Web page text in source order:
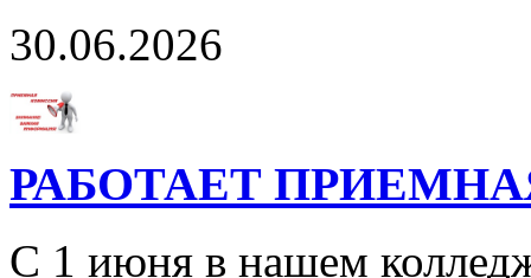
30.06.2026
РАБОТАЕТ
С 1 июня в нашем